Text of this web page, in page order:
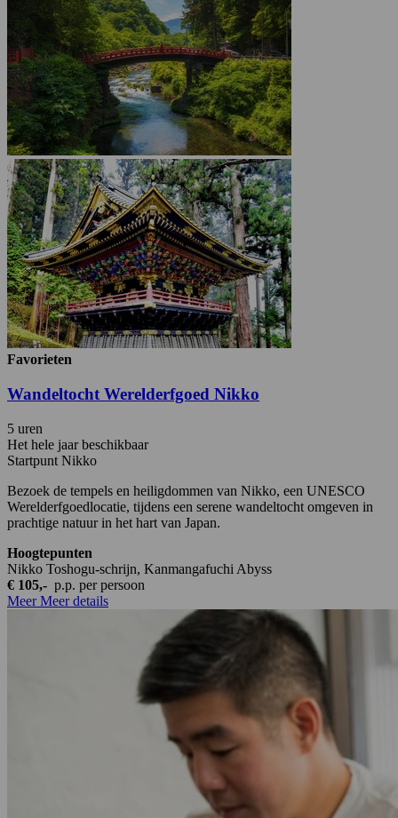
Favorieten
Wandeltocht Werelderfgoed Nikko
5 uren
Het hele jaar beschikbaar
Startpunt Nikko
Bezoek de tempels en heiligdommen van Nikko, een UNESCO
Werelderfgoedlocatie, tijdens een serene wandeltocht omgeven in
prachtige natuur in het hart van Japan.
Hoogtepunten
Nikko Toshogu-schrijn, Kanmangafuchi Abyss
€ 105,- p.p. per persoon
Meer Meer details